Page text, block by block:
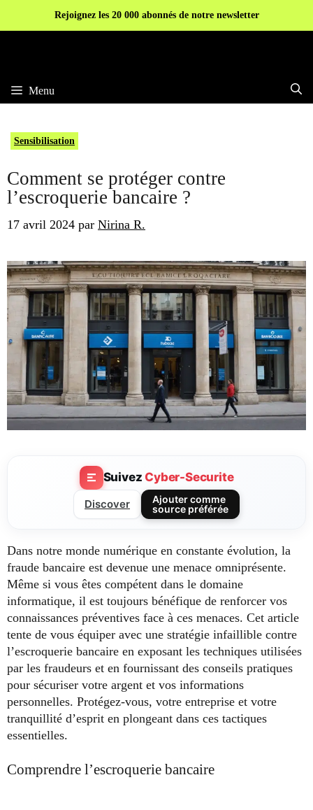
Rejoignez les 20 000 abonnés de notre newsletter
Menu
Sensibilisation
Comment se protéger contre
l’escroquerie bancaire ?
17 avril 2024 par Nirina R.
SuivezCyber-Securite
Discover
Ajouter comme
source préférée
Dans notre monde numérique en constante évolution, la
fraude bancaire est devenue une menace omniprésente.
Même si vous êtes compétent dans le domaine
informatique, il est toujours bénéfique de renforcer vos
connaissances préventives face à ces menaces. Cet article
tente de vous équiper avec une stratégie infaillible contre
l’escroquerie bancaire en exposant les techniques utilisées
par les fraudeurs et en fournissant des conseils pratiques
pour sécuriser votre argent et vos informations
personnelles. Protégez-vous, votre entreprise et votre
tranquillité d’esprit en plongeant dans ces tactiques
essentielles.
Comprendre l’escroquerie bancaire